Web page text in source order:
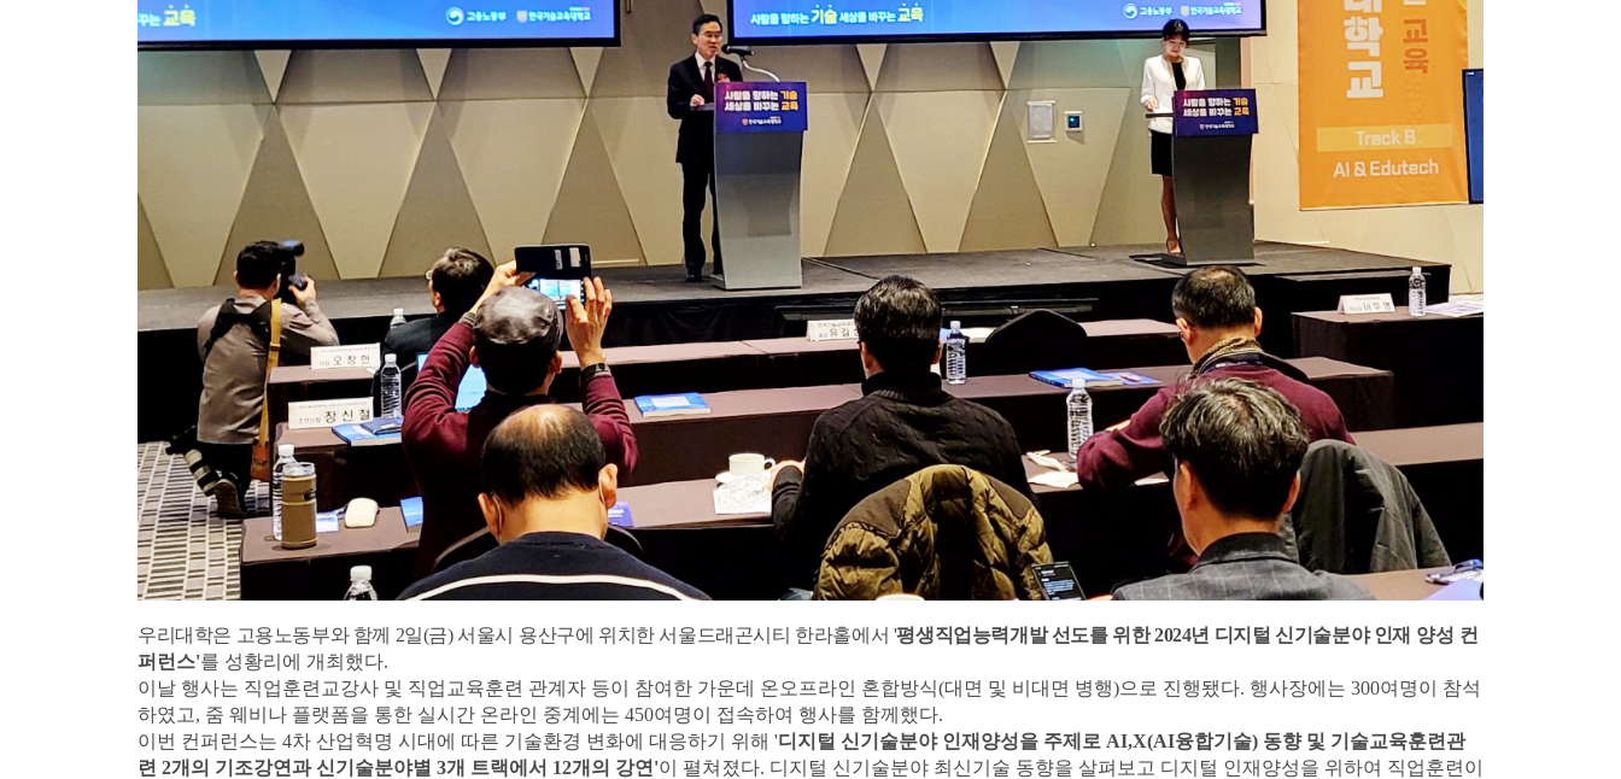
우리대학은 고용노동부와 함께 2일(금) 서울시 용산구에 위치한 서울드래곤시티 한라홀에서 '평생직업능력개발 선도를 위한2024년 디지털 신기술분야 인재 양성 컨
퍼런스'를 성황리에 개최했다.
이날 행사는 직업훈련 교강사 및 직업교육훈련 관계자 등이 참여한 가운데 온오프라인 혼합방식(대면 및 비대면 병행)으로 진행됐다. 행사장에는 300여명이 참석
하였고, 줌 웨비나 플랫폼을 통한 실시간 온라인 중계에는 450여명이 접속하여 행사를 함께했다.
이번 컨퍼런스는 4차 산업혁명 시대에 따른 기술환경 변화에 대응하기 위해 '디지털 신기술분야 인재양성을 주제로 AI,X(AI융합기술) 동향 및 기술교육훈련관
련 2개의 기조강연과 신기술분야별 3개 트랙에서 12개의 강연'이 펼쳐졌다. 디지털 신기술분야 최신기술 동향을 살펴보고 디지털 인재양성을 위하여 직업훈련이